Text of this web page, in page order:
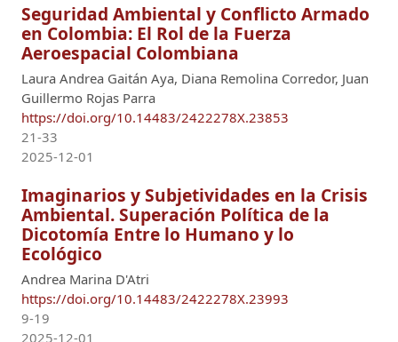
Seguridad Ambiental y Conflicto Armado
en Colombia: El Rol de la Fuerza
Aeroespacial Colombiana
Laura Andrea Gaitán Aya, Diana Remolina Corredor, Juan
Guillermo Rojas Parra
https://doi.org/10.14483/2422278X.23853
21-33
2025-12-01
Imaginarios y Subjetividades en la Crisis
Ambiental. Superación Política de la
Dicotomía Entre lo Humano y lo
Ecológico
Andrea Marina D'Atri
https://doi.org/10.14483/2422278X.23993
9-19
2025-12-01